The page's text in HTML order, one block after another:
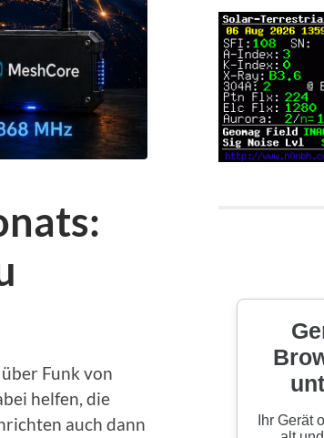
Funk von
helfen, die
auch dann